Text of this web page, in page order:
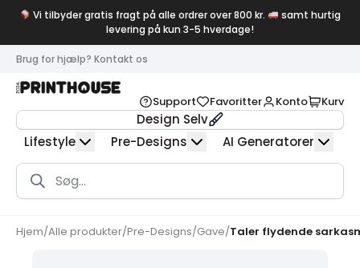
Vi tilbyder gratis fragt på alle ordrer over 800 kr.
samt hurtig
levering på kun 3-5 hverdage!
Brug for hjælp? Kontakt os
Support Favoritter Konto Kurv
Design Selv
Lifestyle
Pre-Designs AI Generatorer
Products
search
Hjem/Alle produkter/Pre-Designs/Gave/Taler flydende